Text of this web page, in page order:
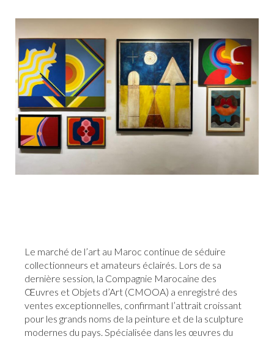
Le marché de l’art au Maroc continue de séduire
collectionneurs et amateurs éclairés. Lors de sa
dernière session, la Compagnie Marocaine des
Œuvres et Objets d’Art (CMOOA) a enregistré des
ventes exceptionnelles, confirmant l’attrait croissant
pour les grands noms de la peinture et de la sculpture
modernes du pays. Spécialisée dans les œuvres du